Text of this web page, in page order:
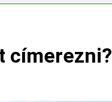
címerezni?